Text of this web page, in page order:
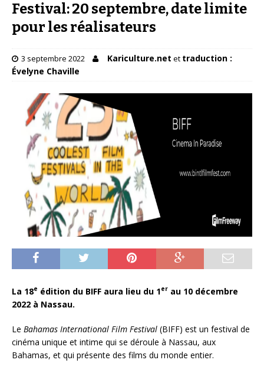
Festival: 20 septembre, date limite
pour les réalisateurs
3 septembre 2022 Kariculture.net et traduction :
Évelyne Chaville
La 18e édition du BIFF aura lieu du 1er au 10 décembre
2022 à Nassau.
Le Bahamas International Film Festival (BIFF) est un festival de
cinéma unique et intime qui se déroule à Nassau, aux
Bahamas, et qui présente des films du monde entier.